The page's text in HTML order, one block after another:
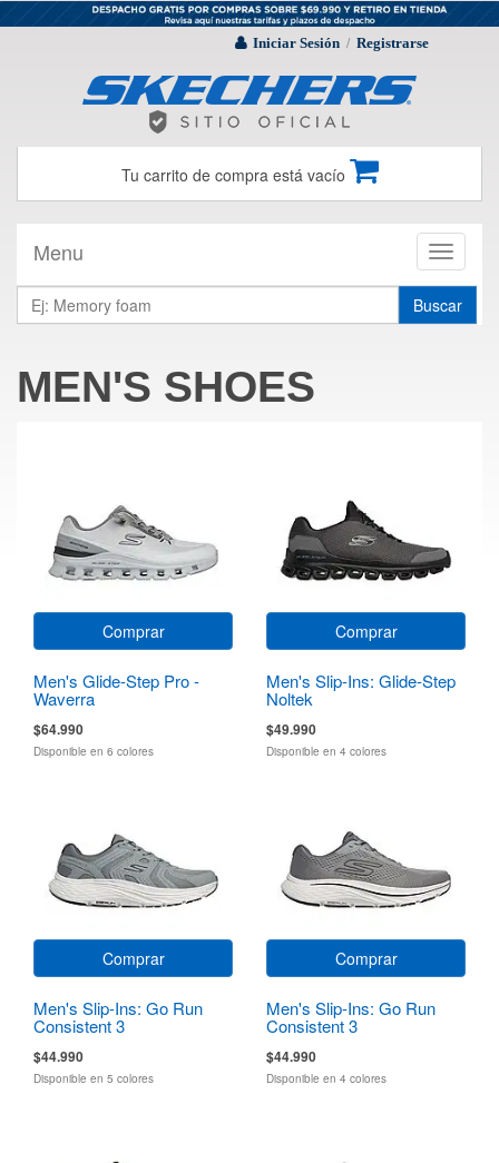
Iniciar Sesión / Registrarse
Tu carrito de compra está vacío
Toggle
Menu
Buscar
MEN'S SHOES
Comprar
Men's Glide-Step Pro -
Waverra
$64.990
Disponible en 6 colores
Comprar
Men's Slip-Ins: Glide-Step
Noltek
$49.990
Disponible en 4 colores
Comprar
Men's Slip-Ins: Go Run
Consistent 3
$44.990
Disponible en 5 colores
Comprar
Men's Slip-Ins: Go Run
Consistent 3
$44.990
Disponible en 4 colores